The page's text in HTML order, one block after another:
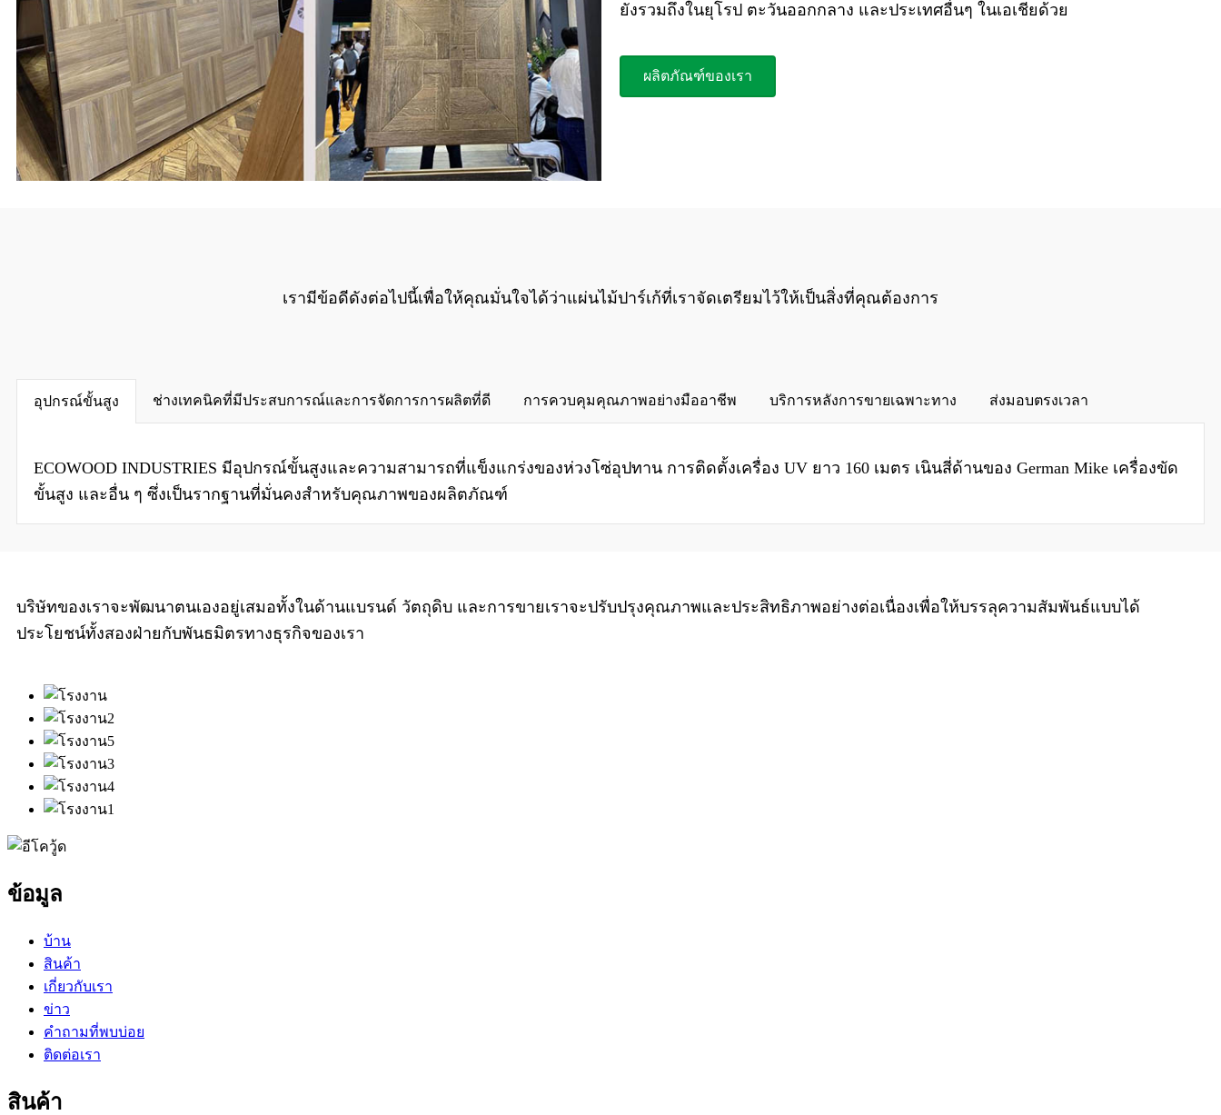
ยังรวมถึงในยุโรป ตะวันออกกลาง และประเทศอื่นๆ ในเอเชียด้วย
ผลิตภัณฑ์ของเรา
เรามีข้อดีดังต่อไปนี้เพื่อให้คุณมั่นใจได้ว่าแผ่นไม้ปาร์เก้ที่เราจัดเตรียมไว้ให้เป็นสิ่งที่คุณต้องการ
อุปกรณ์ขั้นสูง ช่างเทคนิคที่มีประสบการณ์และการจัดการการผลิตที่ดี การควบคุมคุณภาพอย่างมืออาชีพ บริการหลังการขายเฉพาะทาง ส่งมอบตรงเวลา
ECOWOOD INDUSTRIES มีอุปกรณ์ขั้นสูงและความสามารถที่แข็งแกร่งของห่วงโซ่อุปทาน การติดตั้งเครื่อง UV ยาว 160 เมตร เนินสี่ด้านของ German Mike เครื่องขัด
ขั้นสูง และอื่น ๆ ซึ่งเป็นรากฐานที่มั่นคงสำหรับคุณภาพของผลิตภัณฑ์
บริษัทของเราจะพัฒนาตนเองอยู่เสมอทั้งในด้านแบรนด์ วัตถุดิบ และการขายเราจะปรับปรุงคุณภาพและประสิทธิภาพอย่างต่อเนื่องเพื่อให้บรรลุความสัมพันธ์แบบได้
ประโยชน์ทั้งสองฝ่ายกับพันธมิตรทางธุรกิจของเรา
ข้อมูล
บ้าน
สินค้า
เกี่ยวกับเรา
ข่าว
คำถามที่พบบ่อย
ติดต่อเรา
สินค้า